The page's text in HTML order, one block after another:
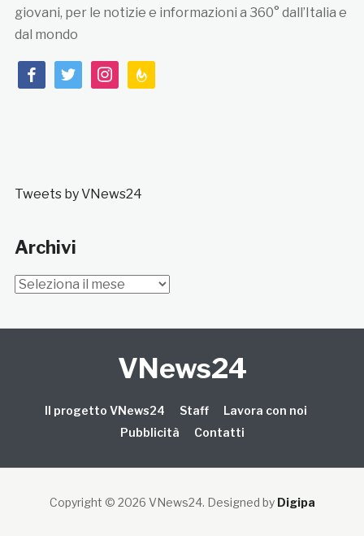
giovani, per le notizie e informazioni a 360° dall’Italia e
dal mondo
facebooktwitterinstagramfeedburner
Tweets by VNews24
Archivi
Archivi
VNews24
Il progetto VNews24 Staff
Lavora con noi
Pubblicità
Contatti
Copyright © 2026 VNews24. Designed by Digipa